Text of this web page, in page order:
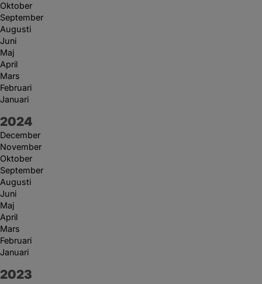
Oktober
September
Augusti
Juni
Maj
April
Mars
Februari
Januari
År:
2024
December
November
Oktober
September
Augusti
Juni
Maj
April
Mars
Februari
Januari
År:
2023